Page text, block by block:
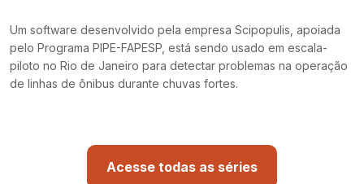
Um software desenvolvido pela empresa Scipopulis, apoiada
pelo Programa PIPE-FAPESP, está sendo usado em escala-
piloto no Rio de Janeiro para detectar problemas na operação
de linhas de ônibus durante chuvas fortes.
Acesse todas as séries